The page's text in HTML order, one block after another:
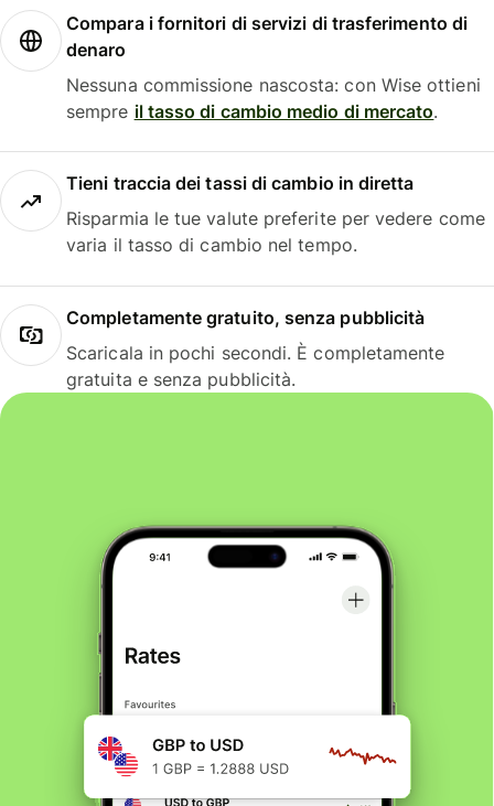
Compara i fornitori di servizi di trasferimento di
denaro
Nessuna commissione nascosta: con Wise ottieni
sempre il tasso di cambio medio di mercato.
Tieni traccia dei tassi di cambio in diretta
Risparmia le tue valute preferite per vedere come
varia il tasso di cambio nel tempo.
Completamente gratuito, senza pubblicità
Scaricala in pochi secondi. È completamente
gratuita e senza pubblicità.